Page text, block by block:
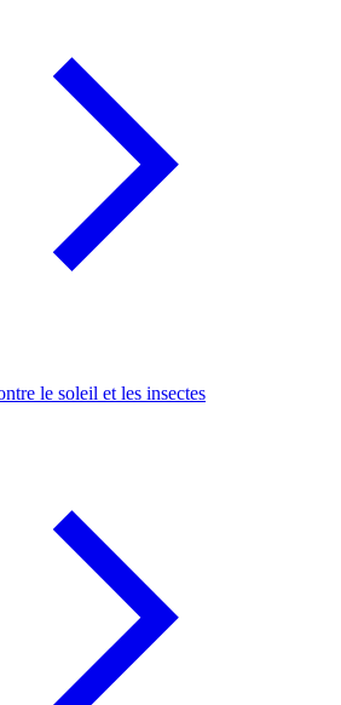
le soleil et les insectes